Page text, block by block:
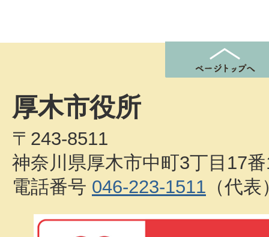
厚木市役所
〒243-8511
神奈川県厚木市中町3丁目17
電話番号 046-223-1511 （代表